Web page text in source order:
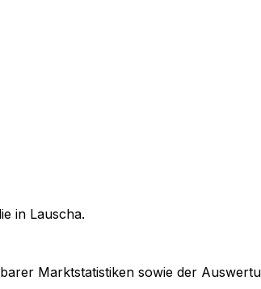
in Lauscha.
Marktstatistiken sowie der